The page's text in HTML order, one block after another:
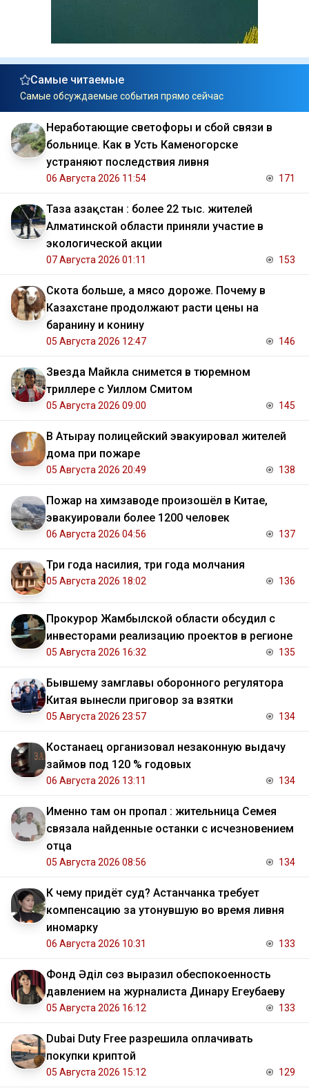
Самые читаемые
Самые обсуждаемые события прямо сейчас
Неработающие светофоры и сбой связи в
больнице. Как в Усть Каменогорске
устраняют последствия ливня
06 Августа 2026 11:54 171
Таза Қазақстан : более 22 тыс. жителей
Алматинской области приняли участие в
экологической акции
07 Августа 2026 01:11 153
Скота больше, а мясо дороже. Почему в
Казахстане продолжают расти цены на
баранину и конину
05 Августа 2026 12:47 146
Звезда Майкла снимется в тюремном
триллере с Уиллом Смитом
05 Августа 2026 09:00 145
В Атырау полицейский эвакуировал жителей
дома при пожаре
05 Августа 2026 20:49 138
Пожар на химзаводе произошёл в Китае,
эвакуировали более 1200 человек
06 Августа 2026 04:56 137
Три года насилия, три года молчания
05 Августа 2026 18:02 136
Прокурор Жамбылской области обсудил с
инвесторами реализацию проектов в регионе
05 Августа 2026 16:32 135
Бывшему замглавы оборонного регулятора
Китая вынесли приговор за взятки
05 Августа 2026 23:57 134
Костанаец организовал незаконную выдачу
займов под 120 % годовых
06 Августа 2026 13:11 134
Именно там он пропал : жительница Семея
связала найденные останки с исчезновением
отца
05 Августа 2026 08:56 134
К чему придёт суд? Астанчанка требует
компенсацию за утонувшую во время ливня
иномарку
06 Августа 2026 10:31 133
Фонд Әділ сөз выразил обеспокоенность
давлением на журналиста Динару Егеубаеву
05 Августа 2026 16:12 133
Dubai Duty Free разрешила оплачивать
покупки криптой
05 Августа 2026 15:12 129